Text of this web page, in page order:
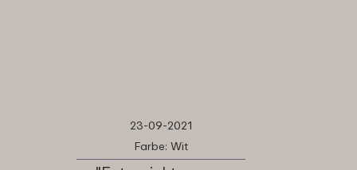
23-09-2021
Farbe: Wit